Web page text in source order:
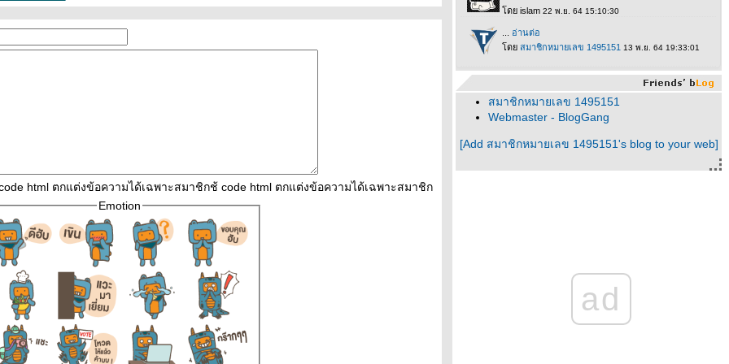
html ตกแต่งข้อความได้เฉพาะสมาชิกช้ code html ตกแต่งข้อความได้เฉพาะสมาชิก
Emotion
สมาชิกหมายเลข 1495151
Webmaster - BlogGang
[Add สมาชิกหมายเลข 1495151's blog to your web]
ad